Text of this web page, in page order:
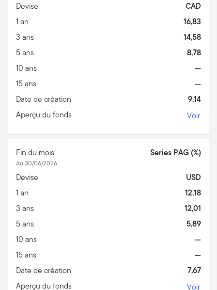
Devise
CAD
1 an
16,83
3 ans
14,58
5 ans
8,78
10 ans
—
15 ans
—
Date de création
9,14
Aperçu du fonds
Voir
Fin du mois
Au 30/06/2026
Series PAG (%)
Devise
USD
1 an
12,18
3 ans
12,01
5 ans
5,89
10 ans
—
15 ans
—
Date de création
7,67
Aperçu du fonds
Voir